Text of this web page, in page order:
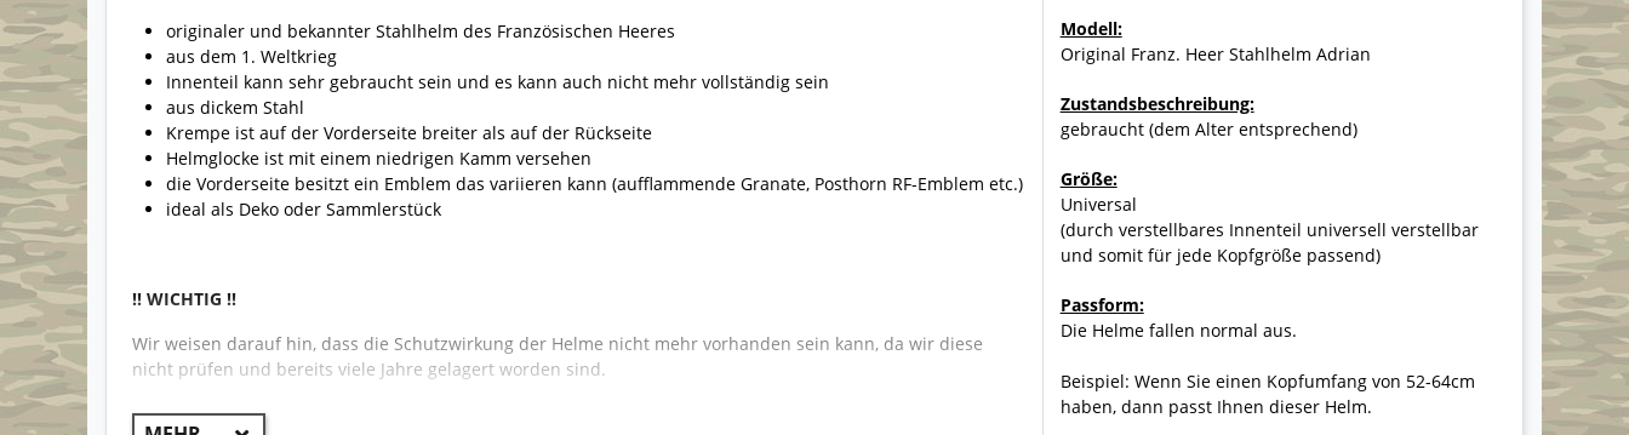
originaler und bekannter Stahlhelm des Französischen Heeres
aus dem 1. Weltkrieg
Innenteil kann sehr gebraucht sein und es kann auch nicht mehr vollständig sein
aus dickem Stahl
Krempe ist auf der Vorderseite breiter als auf der Rückseite
Helmglocke ist mit einem niedrigen Kamm versehen
die Vorderseite besitzt ein Emblem das variieren kann (aufflammende Granate, Posthorn RF-Emblem etc.)
ideal als Deko oder Sammlerstück
!! WICHTIG !!
Wir weisen darauf hin, dass die Schutzwirkung der Helme nicht mehr vorhanden sein kann, da wir diese
nicht prüfen und bereits viele Jahre gelagert worden sind.
Modell:
Original Franz. Heer Stahlhelm Adrian
Zustandsbeschreibung:
gebraucht (dem Alter entsprechend)
Größe:
Universal
(durch verstellbares Innenteil universell verstellbar
und somit für jede Kopfgröße passend)
Passform:
Die Helme fallen normal aus.
Beispiel: Wenn Sie einen Kopfumfang von 52-64cm
haben, dann passt Ihnen dieser Helm.